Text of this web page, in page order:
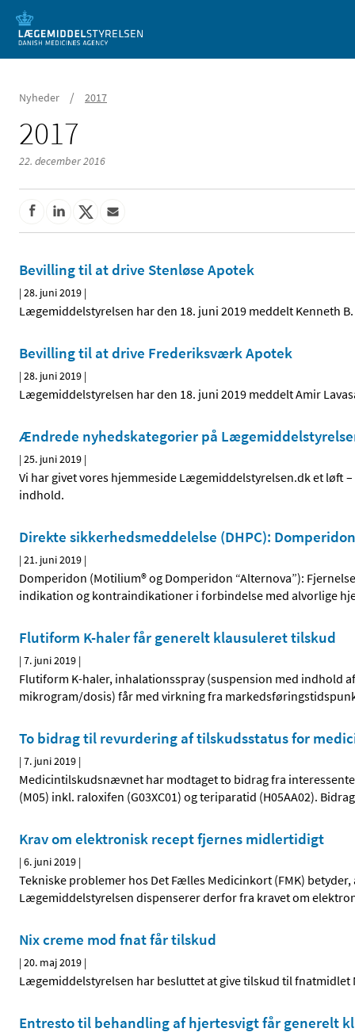
Mobil visning
Nyheder / 2017
2017
22. december 2016
Bevilling til at drive Stenløse Apotek
|28. juni 2019 |
Lægemiddelstyrelsen har den 18. juni 2019 meddelt Kenneth
Bevilling til at drive Frederiksværk Apotek
|28. juni 2019 |
Lægemiddelstyrelsen har den 18. juni 2019 meddelt Amir
Ændrede nyhedskategorier på
|25. juni 2019 |
Vi har givet vores hjemmeside Lægemiddelstyrelsen.dk et løft
indhold.
Direkte sikkerhedsmeddelelse (DHPC): Domperidon
|21. juni 2019 |
Domperidon (Motilium® og Domperidon “Alternova”):
indikation og kontraindikationer i forbindelse med alvorlige
Flutiform K-haler får generelt klausuleret tilskud
|7. juni 2019 |
Flutiform K-haler, inhalationsspray (suspension med indhold
mikrogram/dosis) får med virkning fra
To bidrag til revurdering af tilskudsstatus for
|7. juni 2019 |
Medicintilskudsnævnet har modtaget to bidrag fra
(M05) inkl. raloxifen (G03XC01) og teriparatid (H05AA02).
Krav om elektronisk recept fjernes midlertidigt
|6. juni 2019 |
Tekniske problemer hos Det Fælles Medicinkort (FMK)
Lægemiddelstyrelsen dispenserer derfor fra kravet om
Nix creme mod fnat får tilskud
|20. maj 2019 |
Lægemiddelstyrelsen har besluttet at give tilskud til
Entresto til behandling af hjertesvigt får generelt